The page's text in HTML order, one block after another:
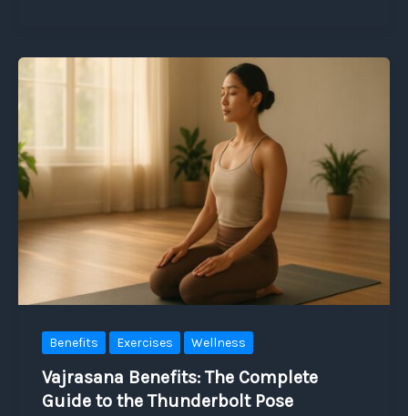
Benefits Exercises Wellness
Vajrasana Benefits: The Complete
Guide to the Thunderbolt Pose